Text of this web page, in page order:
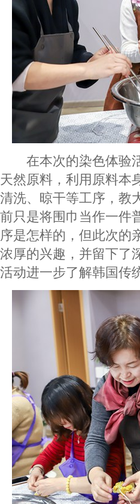
在本次的染色体验活
天然原料，利用原料本
清洗、晾干等工序，教
前只是将围巾当作一件
序是怎样的，但此次的
浓厚的兴趣，并留下了
活动进一步了解韩国传